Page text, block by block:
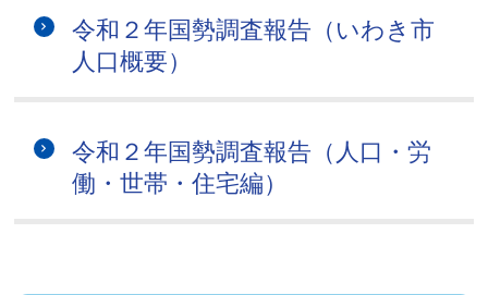
令和２年国勢調査報告（いわき市
人口概要）
令和２年国勢調査報告（人口・労
働・世帯・住宅編）